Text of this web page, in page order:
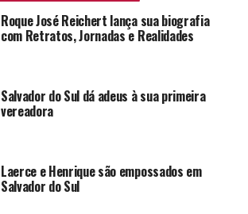
Roque José Reichert lança sua biografia
com Retratos, Jornadas e Realidades
Salvador do Sul dá adeus à sua primeira
vereadora
Laerce e Henrique são empossados em
Salvador do Sul